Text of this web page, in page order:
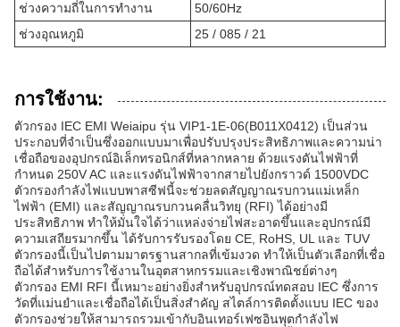
ช่วงความถี่ในการทำงาน
50/60Hz
ช่วงอุณหภูมิ
25 / 085 / 21
การใช้งาน:
ตัวกรอง IEC EMI Weiaipu รุ่น VIP1-1E-06(B011X0412) เป็นส่วน
ประกอบที่จำเป็นซึ่งออกแบบมาเพื่อปรับปรุงประสิทธิภาพและความน่า
เชื่อถือของอุปกรณ์อิเล็กทรอนิกส์ที่หลากหลาย ด้วยแรงดันไฟฟ้าที่
กำหนด 250V AC และแรงดันไฟฟ้าจากสายไปยังกราวด์ 1500VDC
ตัวกรองกำลังไฟแบบพาสซีฟนี้จะช่วยลดสัญญาณรบกวนแม่เหล็ก
ไฟฟ้า (EMI) และสัญญาณรบกวนคลื่นวิทยุ (RFI) ได้อย่างมี
ประสิทธิภาพ ทำให้มั่นใจได้ว่าแหล่งจ่ายไฟสะอาดขึ้นและอุปกรณ์มี
ความเสถียรมากขึ้น ได้รับการรับรองโดย CE, RoHS, UL และ TUV
ตัวกรองนี้เป็นไปตามมาตรฐานสากลที่เข้มงวด ทำให้เป็นตัวเลือกที่เชื่อ
ถือได้สำหรับการใช้งานในอุตสาหกรรมและเชิงพาณิชย์ต่างๆ
ตัวกรอง EMI RFI นี้เหมาะอย่างยิ่งสำหรับอุปกรณ์ทดสอบ IEC ซึ่งการ
วัดที่แม่นยำและเชื่อถือได้เป็นสิ่งสำคัญ สไตล์การติดตั้งแบบ IEC ของ
ตัวกรองช่วยให้สามารถรวมเข้ากับอินเทอร์เฟซอินพุตกำลังไฟ